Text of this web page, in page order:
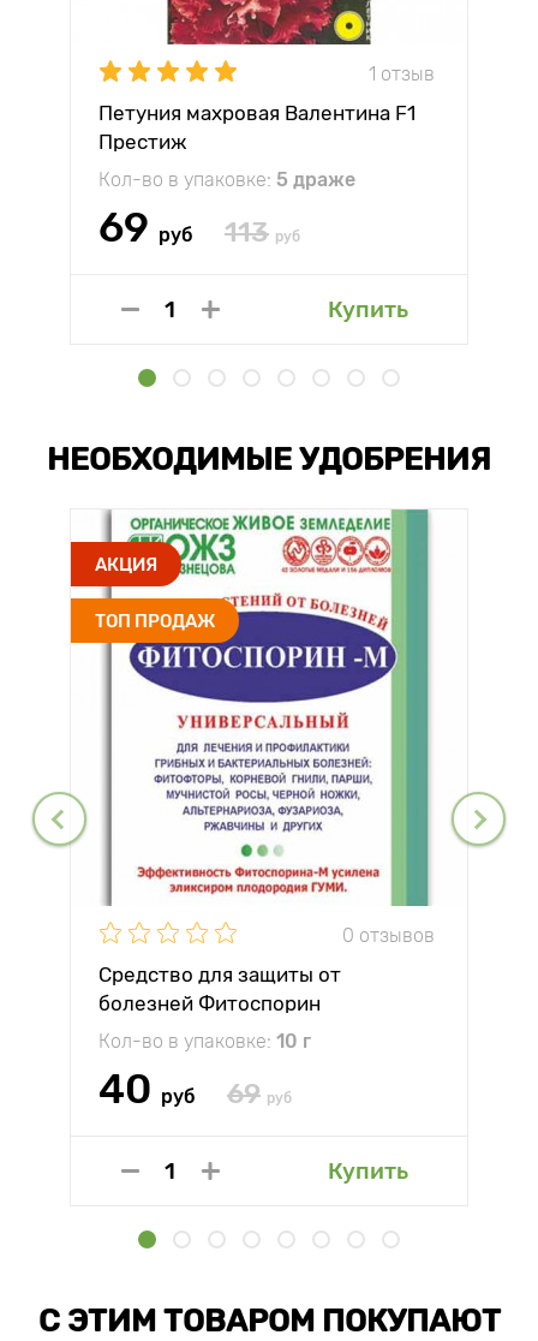
1 отзыв
Петуния махровая Валентина F1
Престиж
Кол-во в упаковке: 5 драже
69 руб 113 руб
Купить
НЕОБХОДИМЫЕ УДОБРЕНИЯ
АКЦИЯ
ТОП ПРОДАЖ
0 отзывов
Средство для защиты от
болезней Фитоспорин
Кол-во в упаковке: 10 г
40 руб 69 руб
Купить
С ЭТИМ ТОВАРОМ ПОКУПАЮТ